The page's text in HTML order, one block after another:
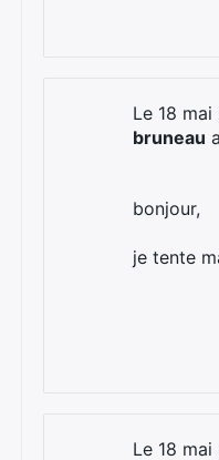
Le 18 mai
bruneau
bonjour,
je tente
Le 18